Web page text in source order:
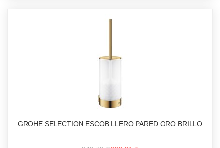
GROHE SELECTION ESCOBILLERO PARED ORO BRILLO